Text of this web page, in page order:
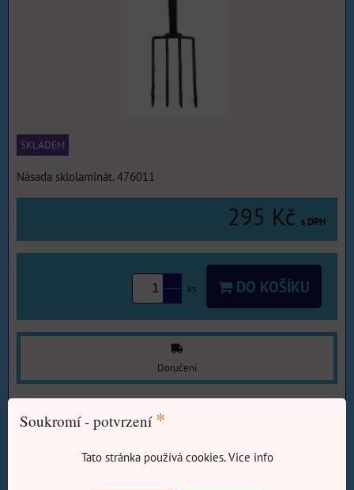
SKLADEM
Násada sklolaminát. 476011
295 Kč s DPH
ks DO KOŠÍKU
Doručení
E-SHOP Elektro, Domácí potřeby, Zahrada
Soukromí - potvrzení *
Tato stránka používá cookies. Vice info